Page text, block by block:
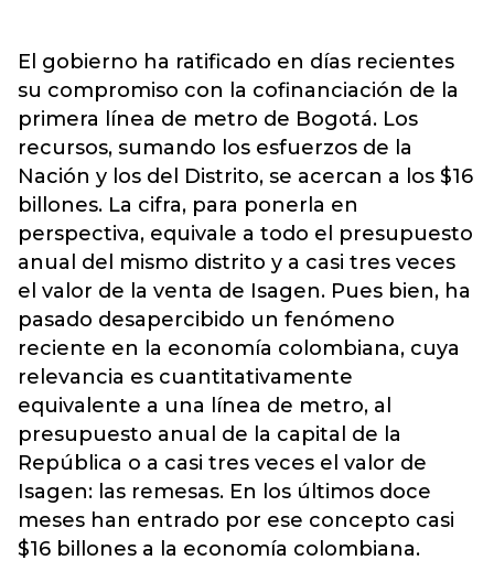
El gobierno ha ratificado en días recientes
su compromiso con la cofinanciación de la
primera línea de metro de Bogotá. Los
recursos, sumando los esfuerzos de la
Nación y los del Distrito, se acercan a los $16
billones. La cifra, para ponerla en
perspectiva, equivale a todo el presupuesto
anual del mismo distrito y a casi tres veces
el valor de la venta de Isagen. Pues bien, ha
pasado desapercibido un fenómeno
reciente en la economía colombiana, cuya
relevancia es cuantitativamente
equivalente a una línea de metro, al
presupuesto anual de la capital de la
República o a casi tres veces el valor de
Isagen: las remesas. En los últimos doce
meses han entrado por ese concepto casi
$16 billones a la economía colombiana.